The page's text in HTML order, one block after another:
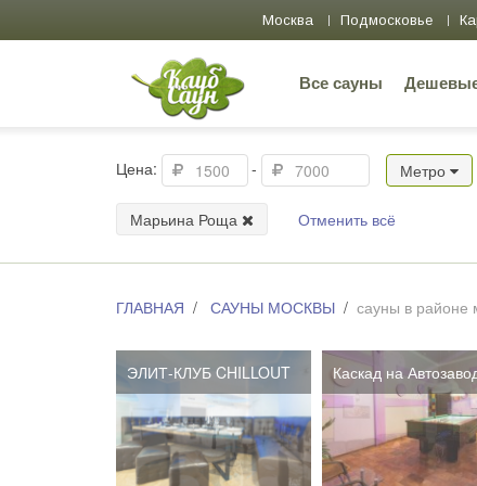
Москва Подмосковье
Все сауны
Цена: - Метро
Марьина Роща Отменить всё
ГЛАВНАЯ САУНЫ МОСКВЫ сауны в
ЭЛИТ-КЛУБ CHILLOUT